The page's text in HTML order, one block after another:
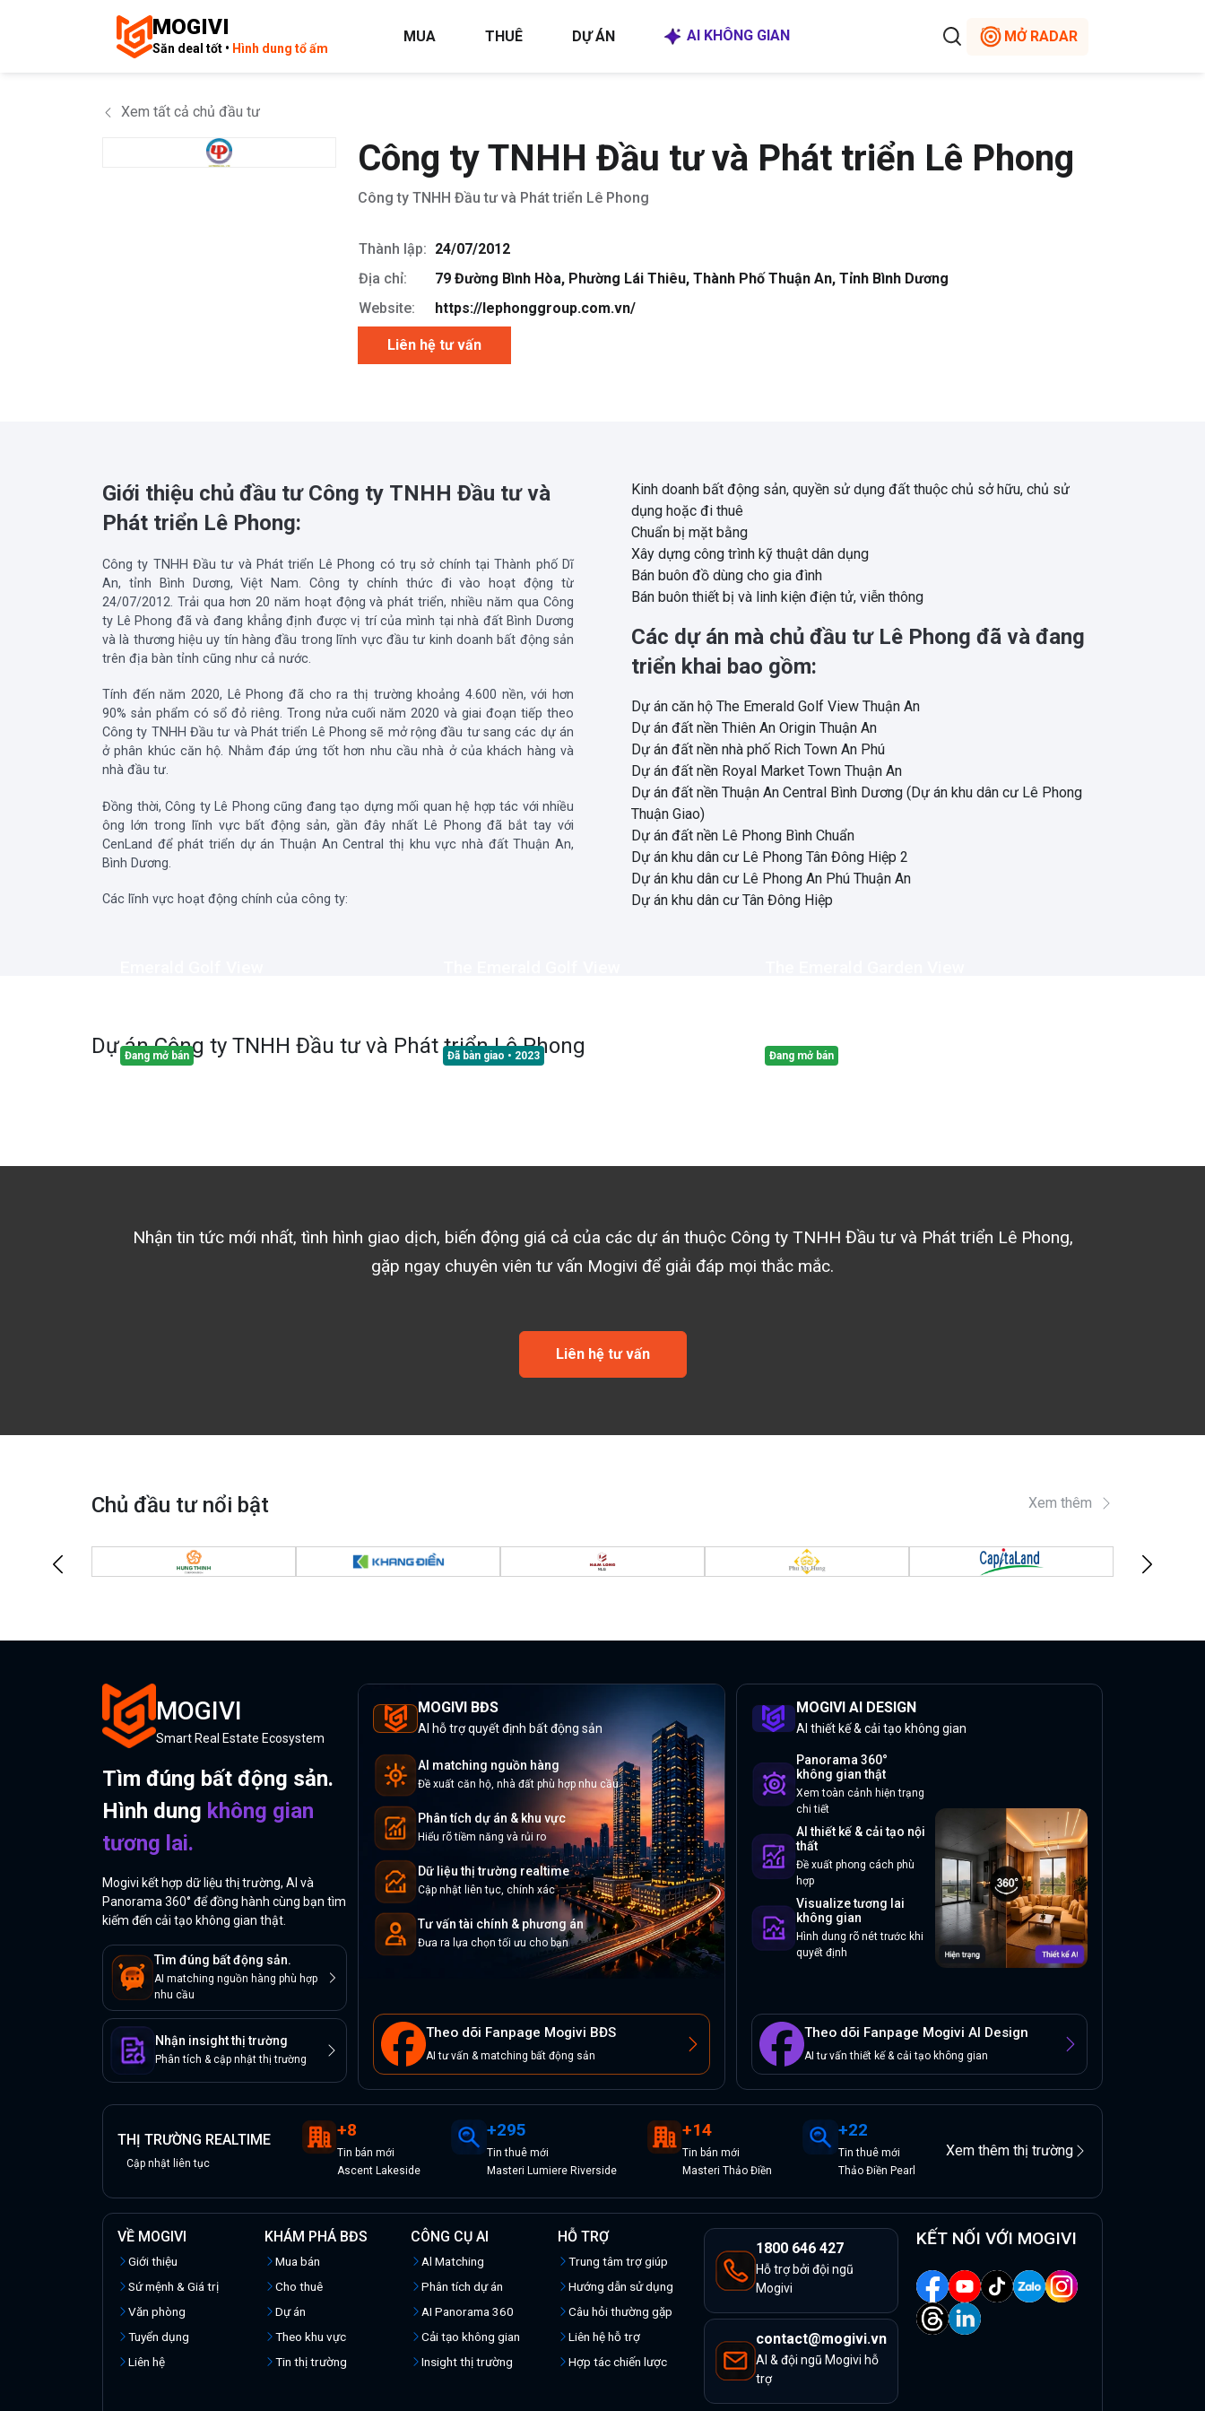
MOGIVI
Săn deal tốt • Hình dung tổ ấm
MUA THUÊ DỰ ÁN AI KHÔNG GIAN MỞ RADAR
Xem tất cả chủ đầu tư
Công ty TNHH Đầu tư và Phát triển Lê Phong
Công ty TNHH Đầu tư và Phát triển Lê Phong
Thành lập: 24/07/2012
Địa chỉ:
79 Đường Bình Hòa, Phường Lái Thiêu, Thành Phố Thuận An, Tỉnh Bình Dương
Website:
https://lephonggroup.com.vn/
Liên hệ tư vấn
Giới thiệu chủ đầu tư Công ty TNHH Đầu tư và
Phát triển Lê Phong:
Công ty TNHH Đầu tư và Phát triển Lê Phong có trụ sở chính tại Thành phố Dĩ
An, tỉnh Bình Dương, Việt Nam. Công ty chính thức đi vào hoạt động từ
24/07/2012. Trải qua hơn 20 năm hoạt động và phát triển, nhiều năm qua Công
ty Lê Phong đã và đang khẳng định được vị trí của mình tại nhà đất Bình Dương
và là thương hiệu uy tín hàng đầu trong lĩnh vực đầu tư kinh doanh bất động sản
trên địa bàn tỉnh cũng như cả nước.
Tính đến năm 2020, Lê Phong đã cho ra thị trường khoảng 4.600 nền, với hơn
90% sản phẩm có sổ đỏ riêng. Trong nửa cuối năm 2020 và giai đoạn tiếp theo
Công ty TNHH Đầu tư và Phát triển Lê Phong sẽ mở rộng đầu tư sang các dự án
ở phân khúc căn hộ. Nhằm đáp ứng tốt hơn nhu cầu nhà ở của khách hàng và
nhà đầu tư.
Đồng thời, Công ty Lê Phong cũng đang tạo dựng mối quan hệ hợp tác với nhiều
ông lớn trong lĩnh vực bất động sản, gần đây nhất Lê Phong đã bắt tay với
CenLand để phát triển dự án Thuận An Central thị khu vực nhà đất Thuận An,
Bình Dương.
Các lĩnh vực hoạt động chính của công ty:
Kinh doanh bất động sản, quyền sử dụng đất thuộc chủ sở hữu, chủ sử
dụng hoặc đi thuê
Chuẩn bị mặt bằng
Xây dựng công trình kỹ thuật dân dụng
Bán buôn đồ dùng cho gia đình
Bán buôn thiết bị và linh kiện điện tử, viễn thông
Các dự án mà chủ đầu tư Lê Phong đã và đang
triển khai bao gồm:
Dự án căn hộ The Emerald Golf View Thuận An
Dự án đất nền Thiên An Origin Thuận An
Dự án đất nền nhà phố Rich Town An Phú
Dự án đất nền Royal Market Town Thuận An
Dự án đất nền Thuận An Central Bình Dương (Dự án khu dân cư Lê Phong
Thuận Giao)
Dự án đất nền Lê Phong Bình Chuẩn
Dự án khu dân cư Lê Phong Tân Đông Hiệp 2
Dự án khu dân cư Lê Phong An Phú Thuận An
Dự án khu dân cư Tân Đông Hiệp
Dự ánCông ty TNHH Đầu tư và Phát triển Lê Phong
Đang mở bán Đã bàn giao • 2023 Đang mở bán
Nhận tin tức mới nhất, tình hình giao dịch, biến động giá cả của các dự án thuộc Công ty TNHH Đầu tư và Phát triển Lê Phong,
gặp ngay chuyên viên tư vấn Mogivi để giải đáp mọi thắc mắc.
Liên hệ tư vấn
Chủ đầu tư nổi bật Xem thêm
MOGIVI
Smart Real Estate Ecosystem
Tìm đúng bất động sản.
Hình dung không gian
tương lai.
Mogivi kết hợp dữ liệu thị trường, AI và
Panorama 360° để đồng hành cùng bạn tìm
kiếm đến cải tạo không gian thật.
Tìm đúng bất động sản.
AI matching nguồn hàng phù hợp
nhu cầu
Nhận insight thị trường
Phân tích & cập nhật thị trường
MOGIVI BĐS
AI hỗ trợ quyết định bất động sản
AI matching nguồn hàng
Đề xuất căn hộ, nhà đất phù hợp nhu cầu
Phân tích dự án & khu vực
Hiểu rõ tiềm năng và rủi ro
Dữ liệu thị trường realtime
Cập nhật liên tục, chính xác
Tư vấn tài chính & phương án
Đưa ra lựa chọn tối ưu cho bạn
Theo dõi Fanpage Mogivi BĐS
AI tư vấn & matching bất động sản
MOGIVI AI DESIGN
AI thiết kế & cải tạo không gian
Panorama 360°
không gian thật
Xem toàn cảnh hiện trạng
chi tiết
AI thiết kế & cải tạo nội
thất
Đề xuất phong cách phù
hợp
Visualize tương lai
không gian
Hình dung rõ nét trước khi
quyết định
Theo dõi Fanpage Mogivi AI Design
AI tư vấn thiết kế & cải tạo không gian
THỊ TRƯỜNG REALTIME
Cập nhật liên tục
+8
Tin bán mới
Ascent Lakeside
+295
Tinthuêmới
Masteri Lumiere Riverside
+14
Tin bán mới
Masteri Thảo Điền
+22
Tinthuê mới
Thảo Điền Pearl
Xem thêm thị trường
VỀ MOGIVI
Giới thiệu
Sứ mệnh & Giá trị
Văn phòng
Tuyển dụng
Liên hệ
KHÁM PHÁ BĐS
Mua bán
Cho thuê
Dự án
Theo khu vực
Tin thị trường
CÔNG CỤ AI
Al Matching
Phân tích dự án
AI Panorama 360
Cải tạo không gian
Insight thị trường
HỖ TRỢ
Trung tâm trợ giúp
Hướng dẫn sử dụng
Câu hỏi thường gặp
Liên hệ hỗ trợ
Hợp tác chiến lược
1800 646 427
Hỗ trợ bởi đội ngũ
Mogivi
contact@mogivi.vn
AI & đội ngũ Mogivi hỗ
trợ
KẾT NỐI VỚI MOGIVI